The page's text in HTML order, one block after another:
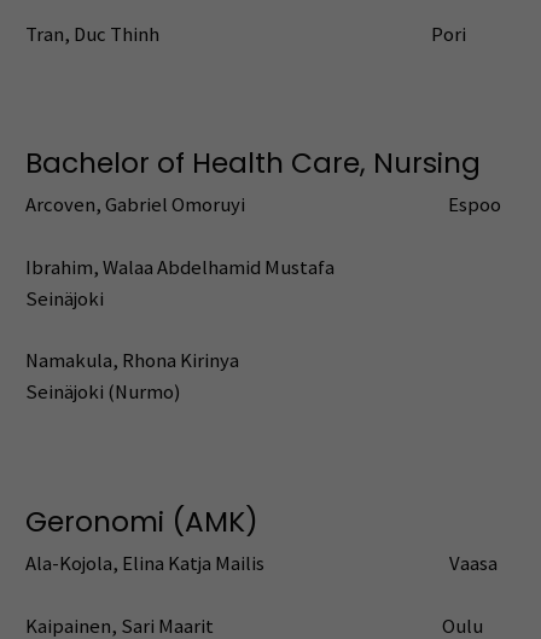
Tran, Duc Thinh Pori
Bachelor of Health Care, Nursing
Arcoven, Gabriel Omoruyi Espoo
Ibrahim, Walaa Abdelhamid Mustafa
Seinäjoki
Namakula, Rhona Kirinya
Seinäjoki (Nurmo)
Geronomi (AMK)
Ala-Kojola, Elina Katja Mailis Vaasa
Kaipainen, Sari Maarit Oulu